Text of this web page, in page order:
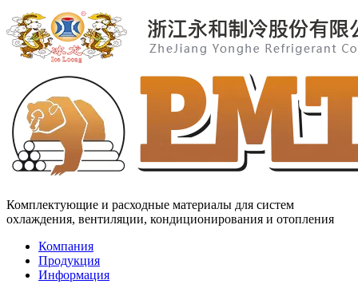
Комплектующие и расходные материалы для систем
охлаждения, вентиляции, кондиционирования и отопления
Компания
Продукция
Информация